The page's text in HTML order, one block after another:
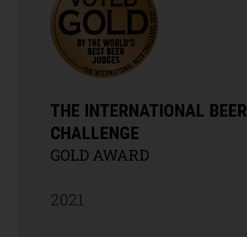
THE INTERNATIONAL BEER
CHALLENGE
GOLD AWARD
2021